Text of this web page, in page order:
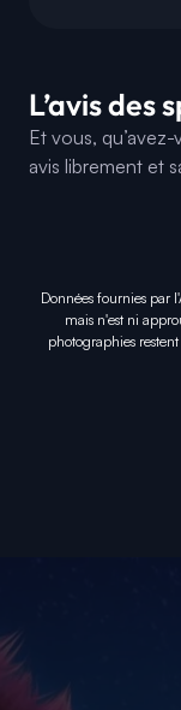
L’avis des
Et vous,
avis librement et
Données fournies par
mais n'est ni
photographies